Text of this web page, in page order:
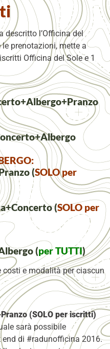
descritto l’Officina del
prenotazioni, mette a
Officina del Sole e 1
(SOLO per
(SOLO per
(per TUTTI)
costi e modalità per ciascun
(SOLO per iscritti)
sarà possibile
end di #radunofficina 2016.